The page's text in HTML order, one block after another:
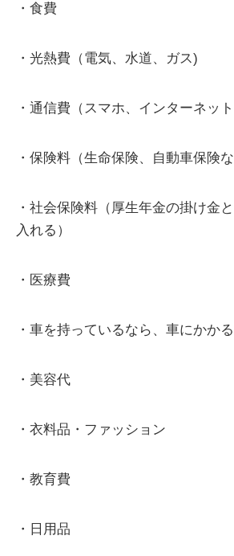
・食費
・光熱費（電気、水道、ガス)
・通信費（スマホ、インターネッ
・保険料（生命保険、自動車保険な
・社会保険料（厚生年金の掛け金
入れる）
・医療費
・車を持っているなら、車にかか
・美容代
・衣料品・ファッション
・教育費
・日用品